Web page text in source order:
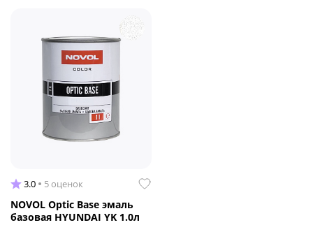
3.0 5 оценок
NOVOL Optic Base эмаль
базовая HYUNDAI YK 1.0л